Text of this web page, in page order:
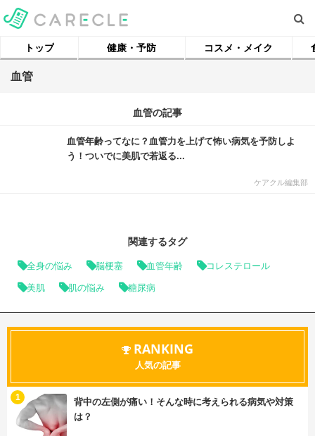
トップ 健康・予防 コスメ・メイク
血管
血管の記事
血管年齢ってなに？血管力を上げて怖い病気を予防しよ
う！ついでに美肌で若返る...
ケアクル編集部
関連するタグ
全身の悩み 脳梗塞 血管年齢 コレステロール
美肌 肌の悩み 糖尿病
RANKING
人気の記事
背中の左側が痛い！そんな時に考えられる病気や対策
は？
1